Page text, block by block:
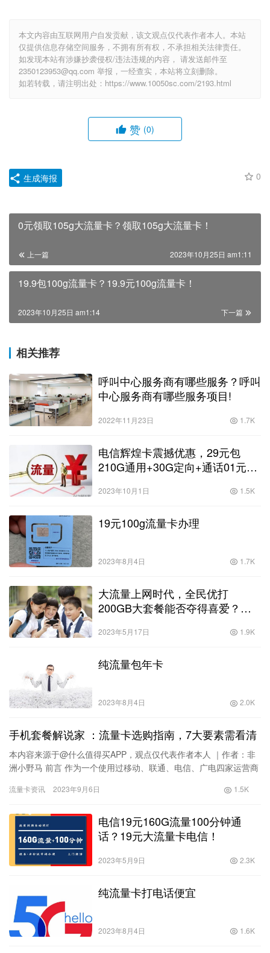
本文内容由互联网用户自发贡献，该文观点仅代表作者本人。本站
仅提供信息存储空间服务，不拥有所有权，不承担相关法律责任。
如发现本站有涉嫌抄袭侵权/违法违规的内容， 请发送邮件至
2350123953@qq.com 举报，一经查实，本站将立刻删除。
如若转载，请注明出处：https://www.10050sc.com/2193.html
赞 (0)
0
生成海报
0元领取105g大流量卡？领取105g大流量卡！
上一篇 2023年10月25日 am1:11
19.9包100g流量卡？19.9元100g流量卡！
下一篇
2023年10月25日 am1:14
相关推荐
呼叫中心服务商有哪些服务？呼叫
中心服务商有哪些服务项目!
2022年11月23日 1.7K
电信辉煌卡震撼优惠，29元包
210G通用+30G定向+通话01元分
2023年10月1日 1.5K
19元100g流量卡办理
2023年8月4日 1.7K
大流量上网时代，全民优打
200GB大套餐能否夺得喜爱？？
2023年5月17日 1.9K
纯流量包年卡
2023年8月4日 2.0K
手机套餐解说家 ：流量卡选购指南，7大要素需看清
本内容来源于@什么值得买APP，观点仅代表作者本人 ｜作者：非
洲小野马 前言 作为一个使用过移动、联通、电信、广电四家运营商
流量卡资讯 2023年9月6日 1.5K
电信19元160G流量100分钟通
话？19元大流量卡电信！
2023年5月9日 2.3K
纯流量卡打电话便宜
2023年8月4日 1.6K